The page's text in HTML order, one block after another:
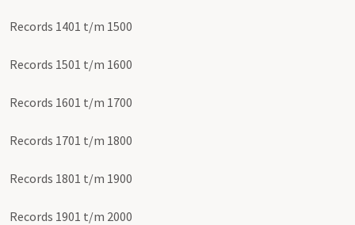
Records 1401 t/m 1500
Records 1501 t/m 1600
Records 1601 t/m 1700
Records 1701 t/m 1800
Records 1801 t/m 1900
Records 1901 t/m 2000